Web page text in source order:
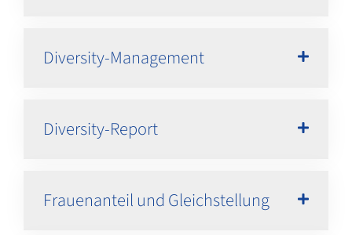
Diversity-Management
Diversity-Report
Frauenanteil und Gleichstellung